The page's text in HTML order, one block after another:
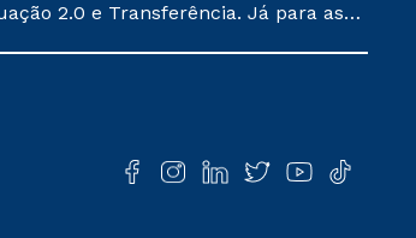
2.0 e Transferência. Já para as
no contrato de prestação de